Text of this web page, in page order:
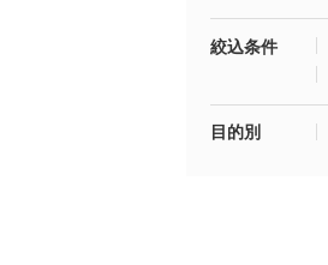
絞込条件
目的別